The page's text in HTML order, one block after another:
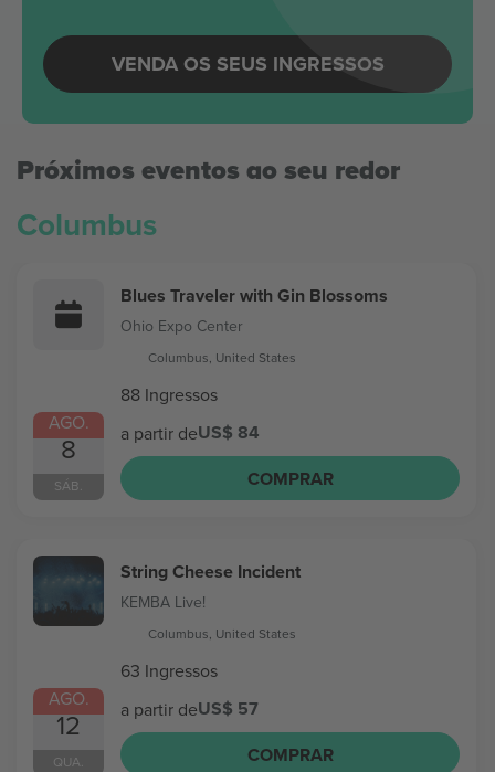
VENDA OS SEUS INGRESSOS
Próximos eventos ao seu redor
Columbus
AGO.
8
SÁB.
Blues Traveler with Gin Blossoms
Ohio Expo Center
Columbus, United States
88 Ingressos
a partir deUS$ 84
COMPRAR
AGO.
12
QUA.
String Cheese Incident
KEMBA Live!
Columbus, United States
63 Ingressos
a partir deUS$ 57
COMPRAR